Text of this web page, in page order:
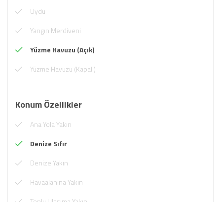
Uydu
Yangın Merdiveni
Yüzme Havuzu (Açık)
Yüzme Havuzu (Kapalı)
Konum Özellikler
Ana Yola Yakın
Denize Sıfır
Denize Yakın
Havaalanına Yakın